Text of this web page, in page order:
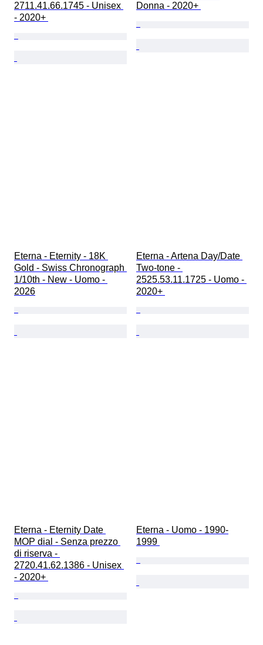
2711.41.66.1745 - Unisex
- 2020+
Donna - 2020+
Eterna - Eternity - 18K
Gold - Swiss Chronograph
1/10th - New - Uomo -
2026
Eterna - Artena Day/Date
Two-tone -
2525.53.11.1725 - Uomo -
2020+
Eterna - Eternity Date
MOP dial - Senza prezzo
di riserva -
2720.41.62.1386 - Unisex
- 2020+
Eterna - Uomo - 1990-
1999